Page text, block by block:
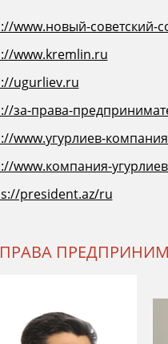
www.новый-советский-
www.kremlin.ru
ugurliev.ru
за-права-
www.угурлиев-
www.компания-
president.az/ru